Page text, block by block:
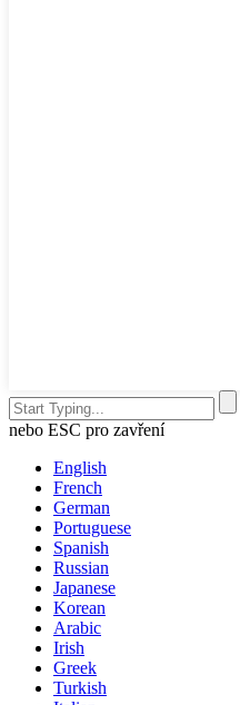
nebo ESC pro zavření
English
French
German
Portuguese
Spanish
Russian
Japanese
Korean
Arabic
Irish
Greek
Turkish